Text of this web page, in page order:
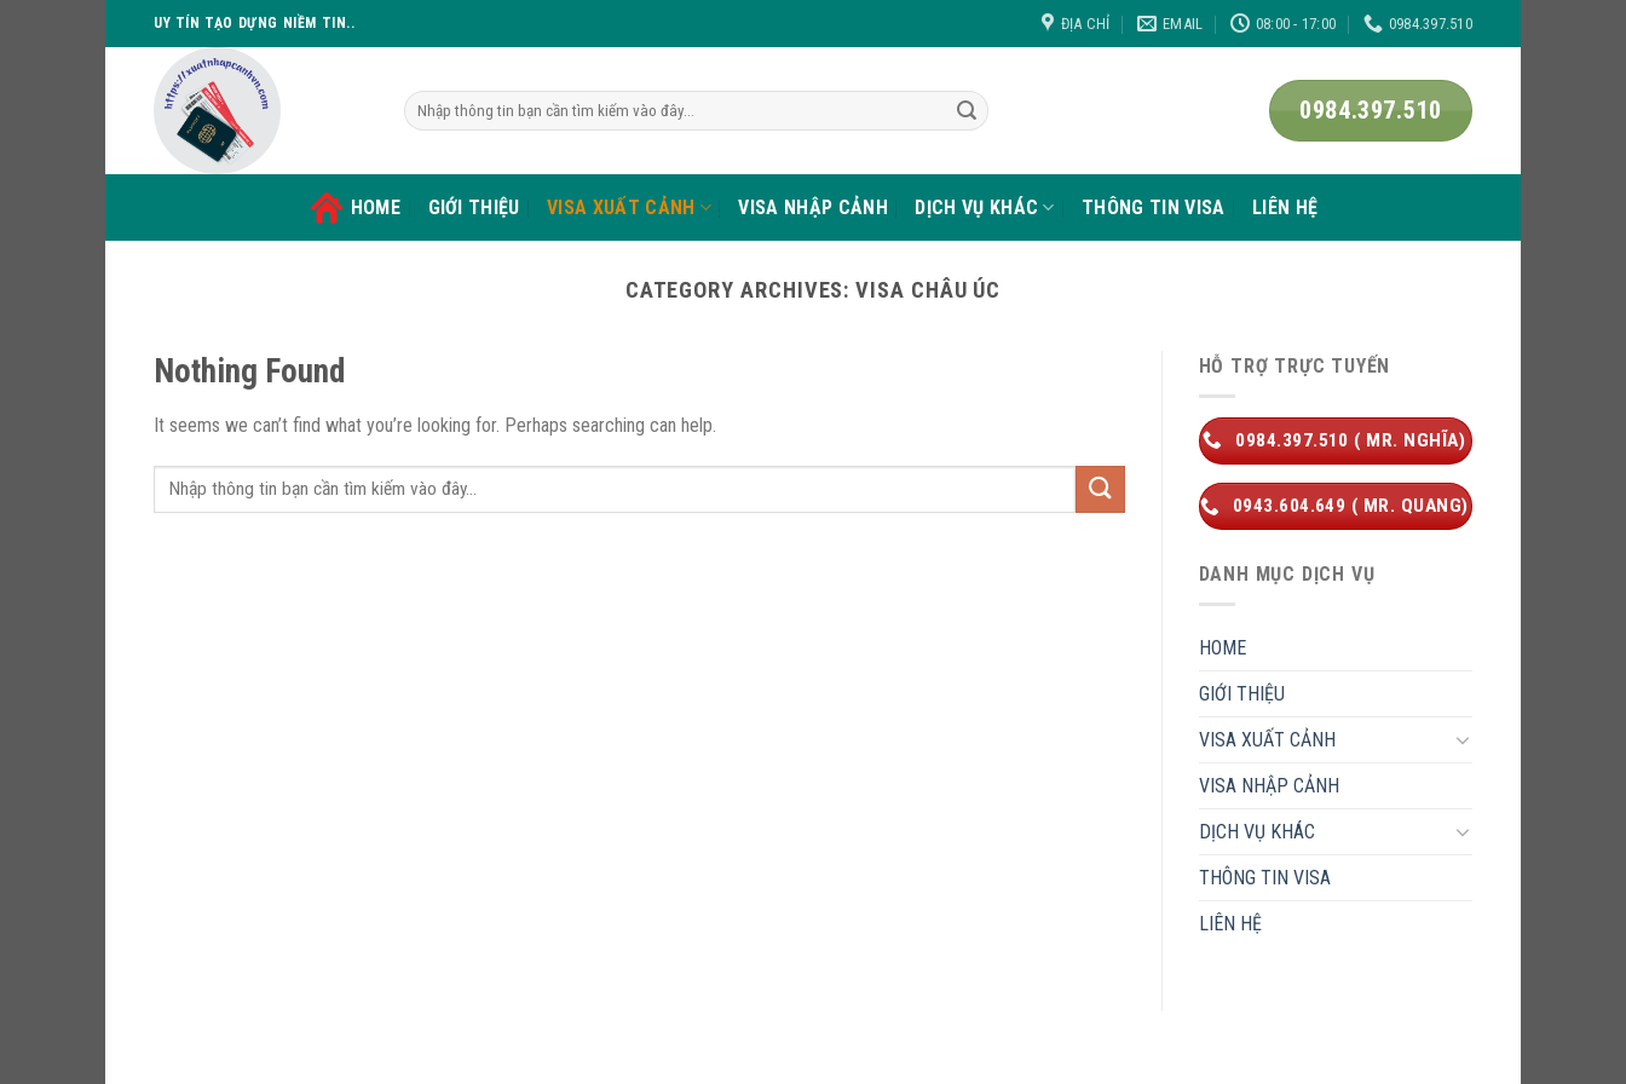
to
UY TÍN TẠO DỰNG NIỀM TIN.. ĐỊA CHỈ EMAIL 08:00 - 17:00 0984.397.510
0984.397.510
HOME GIỚI THIỆU VISA XUẤT CẢNH VISA NHẬP CẢNH DỊCH VỤ KHÁC THÔNG TIN VISA LIÊN HỆ
CATEGORY ARCHIVES:VISA CHÂU ÚC
Nothing Found
It seems we can’t find what you’re looking for. Perhaps searching can help.
HỖ TRỢ TRỰC TUYẾN
0984.397.510 ( MR. NGHĨA)
0943.604.649 ( MR. QUANG)
DANH MỤC DỊCH VỤ
HOME
GIỚI THIỆU
VISA XUẤT CẢNH
VISA NHẬP CẢNH
DỊCH VỤ KHÁC
THÔNG TIN VISA
LIÊN HỆ